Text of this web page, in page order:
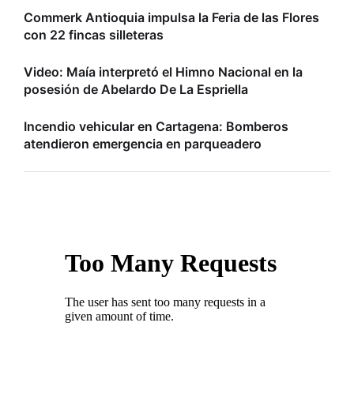
Commerk Antioquia impulsa la Feria de las Flores
con 22 fincas silleteras
Video: Maía interpretó el Himno Nacional en la
posesión de Abelardo De La Espriella
Incendio vehicular en Cartagena: Bomberos
atendieron emergencia en parqueadero